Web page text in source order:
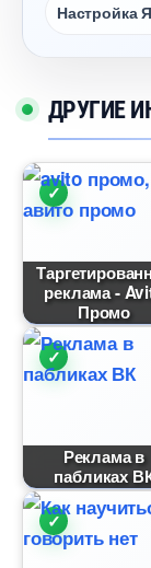
Настройка
ДРУГИЕ
реклама -
Промо
Реклама
пабликах